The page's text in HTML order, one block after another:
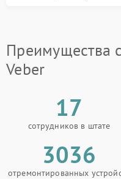
Преимущества
Veber
17
сотрудников в штате
3036
отремонтированных